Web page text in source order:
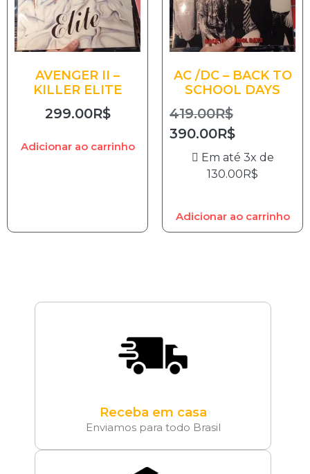
AVENGER II –
KILLER ELITE
299.00R$
Adicionar ao carrinho
AC /DC – BACK TO
SCHOOL DAYS
419.00R$
390.00R$
Em até 3x de
130.00R$
Adicionar ao carrinho
Receba em casa
Enviamos para todo Brasil